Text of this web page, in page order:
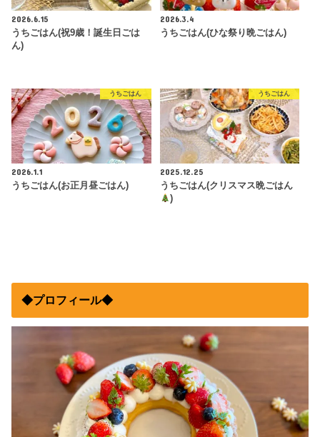
2026.6.15
うちごはん(祝9歳！誕生日ごは
ん)
2026.3.4
うちごはん(ひな祭り晩ごはん)
うちごはん
2026.1.1
うちごはん(お正月昼ごはん)
うちごはん
2025.12.25
うちごはん(クリスマス晩ごはん
)
◆プロフィール◆